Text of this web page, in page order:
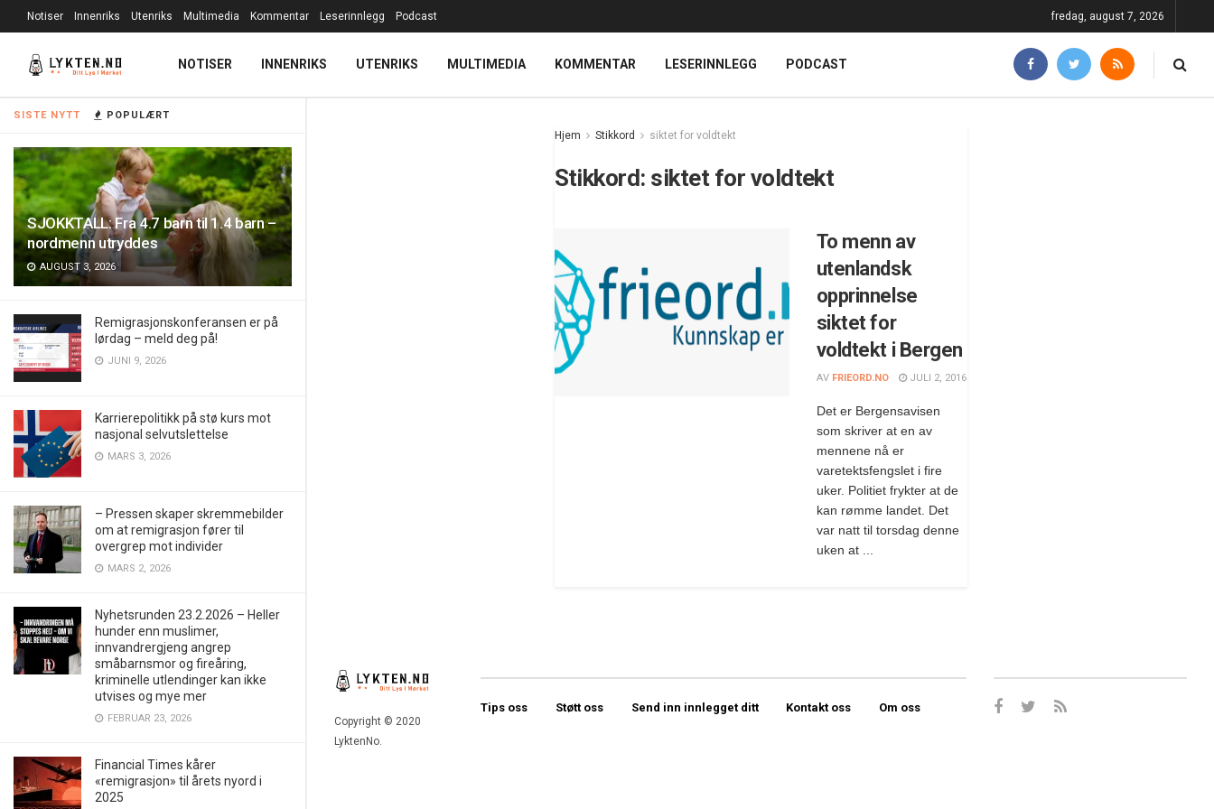
SISTE NYTT POPULÆRT
SJOKKTALL: Fra 4.7 barn til 1.4 barn –
nordmenn utryddes
AUGUST 3, 2026
Remigrasjonskonferansen er på
lørdag – meld deg på!
JUNI 9, 2026
Karrierepolitikk på stø kurs mot
nasjonal selvutslettelse
MARS 3, 2026
– Pressen skaper skremmebilder
om at remigrasjon fører til
overgrep mot individer
MARS 2, 2026
Nyhetsrunden 23.2.2026 – Heller
hunder enn muslimer,
innvandrergjeng angrep
småbarnsmor og fireåring,
kriminelle utlendinger kan ikke
utvises og mye mer
FEBRUAR 23, 2026
Financial Times kårer
«remigrasjon» til årets nyord i
2025
Notiser Innenriks Utenriks Multimedia Kommentar Leserinnlegg Podcast fredag, august 7, 2026
NOTISER INNENRIKS UTENRIKS MULTIMEDIA KOMMENTAR LESERINNLEGG PODCAST
Hjem Stikkord siktet for voldtekt
Stikkord: siktet for voldtekt
To menn av
utenlandsk
opprinnelse
siktet for
voldtekt i Bergen
AV FRIEORD.NO JULI 2, 2016
Det er Bergensavisen
som skriver at en av
mennene nå er
varetektsfengslet i fire
uker. Politiet frykter at de
kan rømme landet. Det
var natt til torsdag denne
uken at ...
Copyright © 2020
LyktenNo.
Tips oss Støtt oss Send inn innlegget ditt Kontakt oss Om oss